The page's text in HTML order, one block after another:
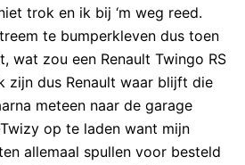
trok en ik bij ‘m weg reed.
te bumperkleven dus toen
wat zou een Renault Twingo RS
zijn dus Renault waar blijft die
meteen naar de garage
op te laden want mijn
allemaal spullen voor besteld